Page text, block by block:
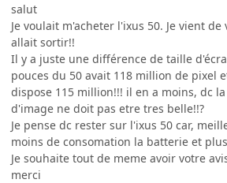
salut
Je voulait m'acheter l'ixus 50. Je vient
allait sortir!!
Il y a juste une différence de taille
pouces du 50 avait 118 million de pixel
dispose 115 million!!! il en a moins, dc
d'image ne doit pas etre tres belle!!?
Je pense dc rester sur l'ixus 50 car,
moins de consomation la batterie et
Je souhaite tout de meme avoir votre
merci